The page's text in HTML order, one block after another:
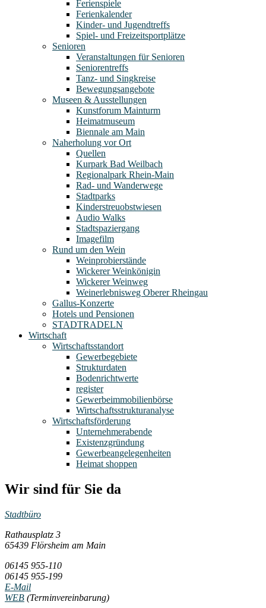
Ferienspiele
Ferienkalender
Kinder- und Jugendtreffs
Spiel- und Freizeitsportplätze
Senioren
Veranstaltungen für Senioren
Seniorentreffs
Tanz- und Singkreise
Bewegungsangebote
Museen & Ausstellungen
Kunstforum Mainturm
Heimatmuseum
Biennale am Main
Naherholung vor Ort
Quellen
Kurpark Bad Weilbach
Regionalpark Rhein-Main
Rad- und Wanderwege
Stadtparks
Kinderstreuobstwiesen
Audio Walks
Stadtspaziergang
Imagefilm
Rund um den Wein
Weinprobierstände
Wickerer Weinkönigin
Wickerer Weinweg
Weinerlebnisweg Oberer Rheingau
Gallus-Konzerte
Hotels und Pensionen
STADTRADELN
Wirtschaft
Wirtschaftsstandort
Gewerbegebiete
Strukturdaten
Bodenrichtwerte
register
Gewerbeimmobilienbörse
Wirtschaftsstrukturanalyse
Wirtschaftsförderung
Unternehmerabende
Existenzgründung
Gewerbeangelegenheiten
Heimat shoppen
Wir sind für Sie da
Stadtbüro
Rathausplatz 3
65439 Flörsheim am Main
06145 955-110
06145 955-199
E-Mail
WEB (Terminvereinbarung)